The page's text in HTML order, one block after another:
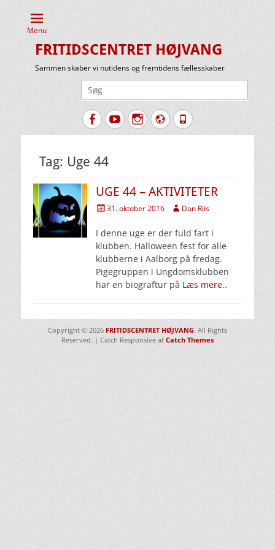
Menu
FRITIDSCENTRET HØJVANG
Sammen skaber vi nutidens og fremtidens fællesskaber
FacebookYouTubeInstagram
Website
Tlf.
Tag: Uge 44
UGE 44 – AKTIVITETER
Udgivet
31. oktober 2016 Forfatter
Dan Riis
I denne uge er der fuld fart i
klubben. Halloween fest for alle
klubberne i Aalborg på fredag.
Pigegruppen i Ungdomsklubben
har en biograftur på Læs mere..
Copyright © 2026 FRITIDSCENTRET HØJVANG. All Rights
Reserved. | Catch Responsive af Catch Themes